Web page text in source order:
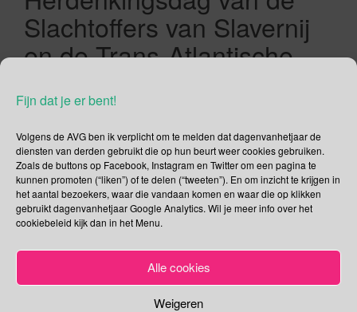
Fijn dat je er bent!
Volgens de AVG ben ik verplicht om te melden dat dagenvanhetjaar de
diensten van derden gebruikt die op hun beurt weer cookies gebruiken.
Zoals de buttons op Facebook, Instagram en Twitter om een pagina te
kunnen promoten (“liken”) of te delen (“tweeten”). En om inzicht te krijgen in
het aantal bezoekers, waar die vandaan komen en waar die op klikken
gebruikt dagenvanhetjaar Google Analytics. Wil je meer info over het
cookiebeleid kijk dan in het Menu.
Alle cookies
Weigeren
Slachtoffers van Slavernij
en de Trans-Atlantische
Waarderingsdag |
Mediawijsheid Congres |
Grote Rekendag | Dag van
de Duitse Taal | Tolkien
Leesdag | Dag van het
Ongeboren Kind
25/03/2020 Gina Makken Maart